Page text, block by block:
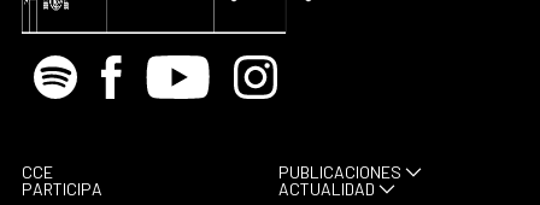
Spotify Facebook
Youtube Instagram
CCE
PARTICIPA
PUBLICACIONES
ACTUALIDAD